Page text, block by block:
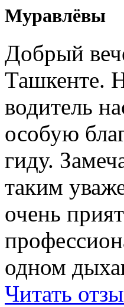
Муравлёвы
Добрый
Ташкенте.
водитель
особую
гиду.
таким
очень
одном
Читать